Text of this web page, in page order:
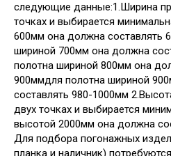
следующие данные:1.Ширина
точках и выбирается
600мм она должна составлять
шириной 700мм она должна
полотна шириной 800мм она
900ммдля полотна шириной
составлять 980-1000мм
двух точках и выбирается
высотой 2000мм она должна
Для подбора погонажных
планка и наличник)